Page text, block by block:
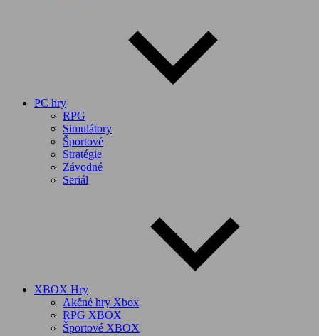
PC hry
RPG
Simulátory
Športové
Stratégie
Závodné
Seriál
XBOX Hry
Akčné hry Xbox
RPG XBOX
Športové XBOX